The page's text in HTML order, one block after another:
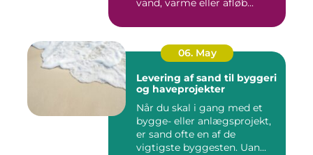
vand, varme eller afløb...
06. May
Levering af sand til byggeri
og haveprojekter
Når du skal i gang med et
bygge- eller anlægsprojekt,
er sand ofte en af de
vigtigste byggesten. Uan...